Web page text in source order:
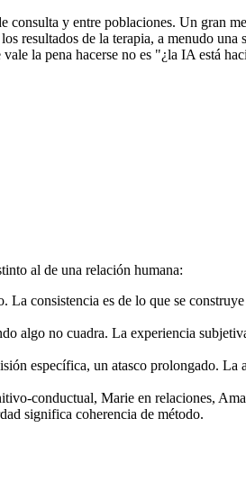
consulta y entre poblaciones. Un gran
resultados de la terapia, a menudo una
la pena hacerse no es "¿la IA está
al de una relación humana:
consistencia es de lo que se
algo no cuadra. La experiencia
específica, un atasco prolongado. La
conductual, Marie en relaciones,
significa coherencia de método.